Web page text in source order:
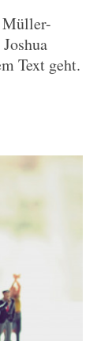
Müller-
Text geht.